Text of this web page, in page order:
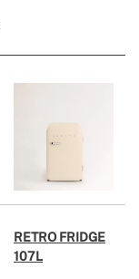
RETRO FRIDGE
107L